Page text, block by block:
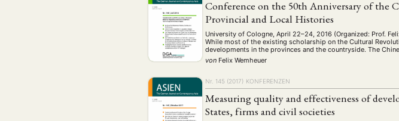
MITGLIEDERBEREICH
Aktuelles von unseren Mitgliedern
Bildung (22) Calls for…
Geografie (2) Geschichte (93) Gesellschaft (283)
Lecture (94) Literatur (261) Medien
Conference on the 50th Anniversary of the
Provincial and Local Histories
University of Cologne, April 22–24, 2016 (Organized: Prof.
While most of the existing scholarship on the Cultural
developments in the provinces and the countryside. The
von Felix Wemheuer
Nr. 145 (2017) KONFERENZEN
Measuring quality and effectiveness of
States, firms and civil societies